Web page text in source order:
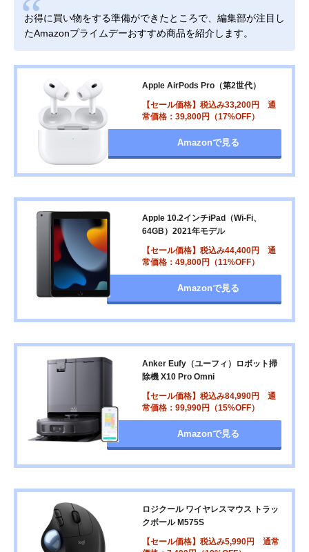
お得に買い物をする準備ができたところで、編集部が注目し
たAmazonプライムデーおすすめ商品を紹介します。
Apple AirPods Pro（第2世代）
【セール価格】税込み33,200円 通
常価格：39,800円（17%OFF）
Amazonで見る
Apple 10.2インチiPad（Wi-Fi、
64GB）2021年モデル
【セール価格】税込み44,400円 通
常価格：49,800円（11%OFF）
Amazonで見る
Anker Eufy（ユーフィ）ロボット掃
除機 X10 Pro Omni
【セール価格】税込み84,990円 通
常価格：99,990円（15%OFF）
Amazonで見る
ロジクール ワイヤレスマウス トラッ
クボール M575S
【セール価格】税込み5,990円 通常